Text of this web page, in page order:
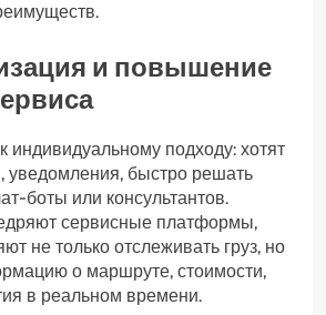
и повышение
подходу: хотят
уведомления, быстро решать
боты или консультантов.
сервисные платформы,
не только отслеживать груз, но
о маршруте, стоимости,
в реальном времени.